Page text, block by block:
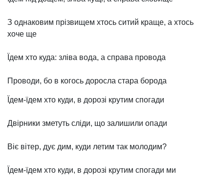
З однаковим прізвищем хтось ситий краще, а хтось
хоче ще
Їдем хто куда: зліва вода, а справа провода
Проводи, бо в когось доросла стара борода
Їдем-їдем хто куди, в дорозі крутим спогади
Двірники зметуть сліди, що залишили опади
Віє вітер, дує дим, куди летим так молодим?
Їдем-їдем хто куди, в дорозі крутим спогади ми